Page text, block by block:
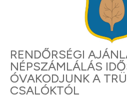
RENDŐRSÉGI
NÉPSZÁMLÁLÁS
ÓVAKODJUNK A
CSALÓKTÓL